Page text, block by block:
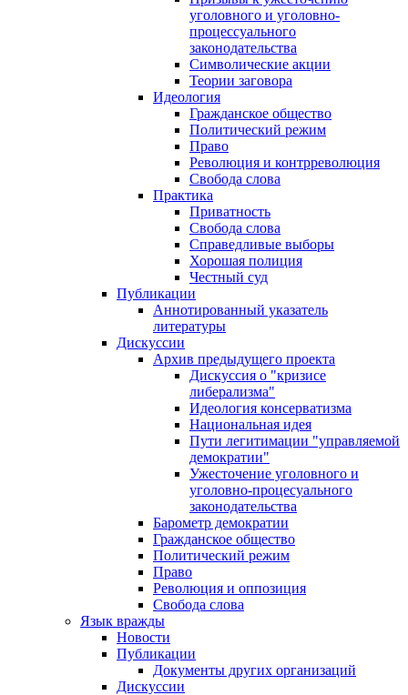
уголовного и уголовно-
процессуального
законодательства
Символические акции
Теории заговора
Идеология
Гражданское общество
Политический режим
Право
Революция и контрреволюция
Свобода слова
Практика
Приватность
Свобода слова
Справедливые выборы
Хорошая полиция
Честный суд
Публикации
Аннотированный указатель
литературы
Дискуссии
Архив предыдущего проекта
Дискуссия о "кризисе
либерализма"
Идеология консерватизма
Национальная идея
Пути легитимации "управляемой
демократии"
Ужесточение уголовного и
уголовно-процесуального
законодательства
Барометр демократии
Гражданское общество
Политический режим
Право
Революция и оппозиция
Свобода слова
Язык вражды
Новости
Публикации
Документы других организаций
Дискуссии